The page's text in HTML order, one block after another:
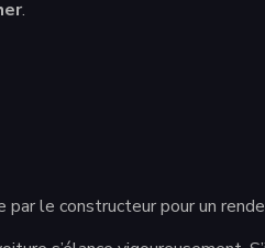
.
le constructeur pour un